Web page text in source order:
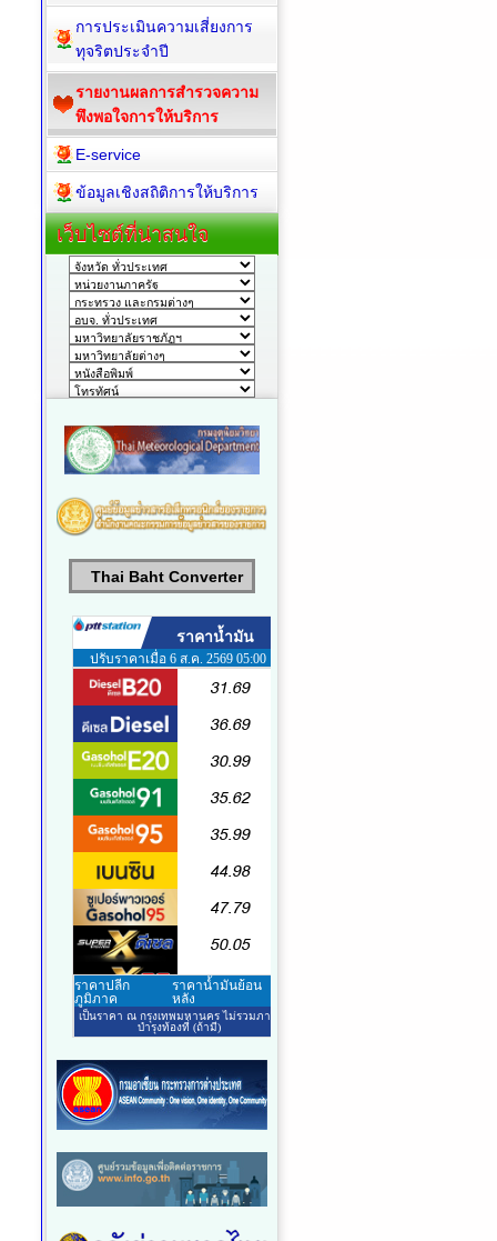
การประเมินความเสี่ยงการ
ทุจริตประจำปี
รายงานผลการสำรวจความ
พึงพอใจการให้บริการ
E-service
ข้อมูลเชิงสถิติการให้บริการ
เว็บไซต์ที่น่าสนใจ
Thai Baht Converter